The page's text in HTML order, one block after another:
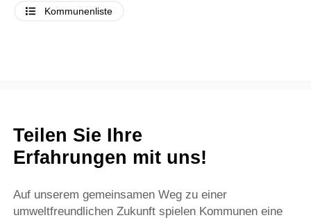
Kommunenliste
Teilen Sie Ihre
Erfahrungen mit uns!
Auf unserem gemeinsamen Weg zu einer
umweltfreundlichen Zukunft spielen Kommunen eine